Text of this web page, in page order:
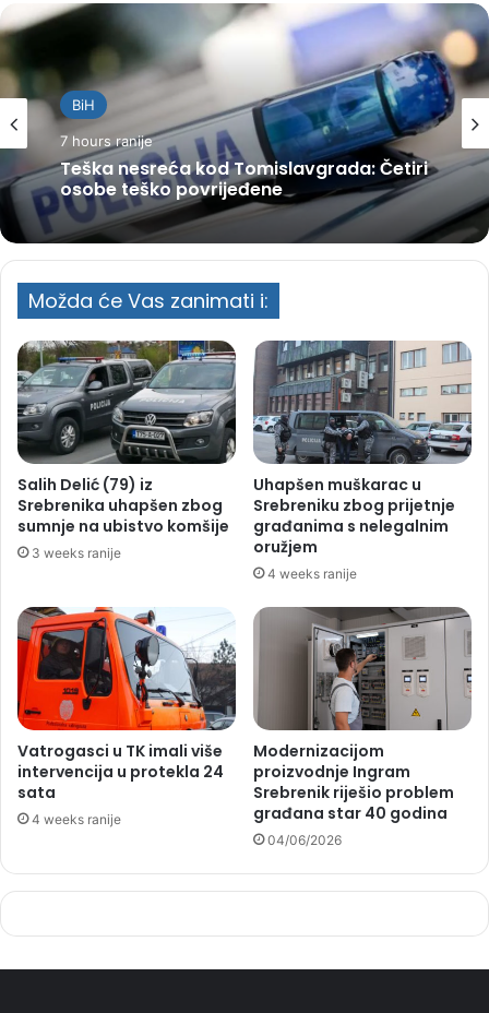
BiH
7 hours ranije
Teška nesreća kod Tomislavgrada: Četiri
osobe teško povrijeđene
Možda će Vas zanimati i:
Salih Delić (79) iz
Srebrenika uhapšen zbog
sumnje na ubistvo komšije
3 weeks ranije
Uhapšen muškarac u
Srebreniku zbog prijetnje
građanima s nelegalnim
oružjem
4 weeks ranije
Vatrogasci u TK imali više
intervencija u protekla 24
sata
4 weeks ranije
Modernizacijom
proizvodnje Ingram
Srebrenik riješio problem
građana star 40 godina
04/06/2026